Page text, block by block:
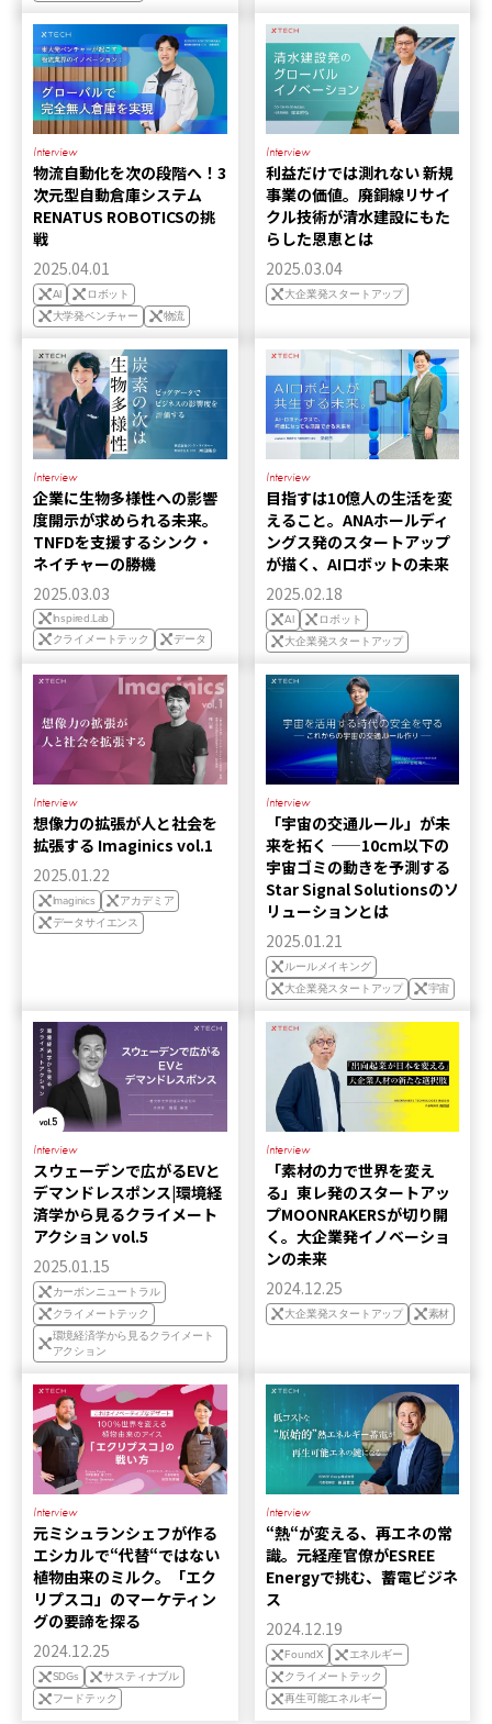
Interview
物流自動化を次の段階へ！3
次元型自動倉庫システム
RENATUS ROBOTICSの挑
戦
2025.04.01
AI
ロボット
大学発ベンチャー
物流
Interview
利益だけでは測れない 新規
事業の価値。廃銅線リサイ
クル技術が清水建設にもた
らした恩恵とは
2025.03.04
大企業発スタートアップ
Interview
企業に生物多様性への影響
度開示が求められる未来。
TNFDを支援するシンク・
ネイチャーの勝機
2025.03.03
Inspired.Lab
クライメートテック
データ
Interview
目指すは10億人の生活を変
えること。ANAホールディ
ングス発のスタートアップ
が描く、AIロボットの未来
2025.02.18
AI
ロボット
大企業発スタートアップ
Interview
想像力の拡張が人と社会を
拡張する Imaginics vol.1
2025.01.22
Imaginics
アカデミア
データサイエンス
Interview
「宇宙の交通ルール」が未
来を拓く ——10cm以下の
宇宙ゴミの動きを予測する
Star Signal Solutionsのソ
リューションとは
2025.01.21
ルールメイキング
大企業発スタートアップ
宇宙
Interview
スウェーデンで広がるEVと
デマンドレスポンス|環境経
済学から見るクライメート
アクション vol.5
2025.01.15
カーボンニュートラル
クライメートテック
環境経済学から見るクライメート
アクション
Interview
「素材の力で世界を変え
る」東レ発のスタートアッ
プMOONRAKERSが切り開
く。大企業発イノベーショ
ンの未来
2024.12.25
大企業発スタートアップ 素材
Interview
元ミシュランシェフが作る
エシカルで“代替“ではない
植物由来のミルク。「エク
リプスコ」のマーケティン
グの要諦を探る
2024.12.25
SDGs
サスティナブル
フードテック
Interview
“熱“が変える、再エネの常
識。元経産官僚がESREE
Energyで挑む、蓄電ビジネ
ス
2024.12.19
FoundX
エネルギー
クライメートテック
再生可能エネルギー